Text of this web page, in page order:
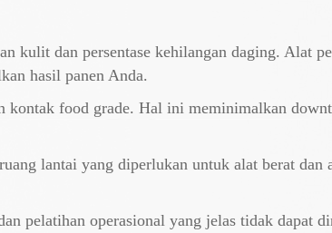
kulit dan persentase kehilangan daging. Alat
hasil panen Anda.
kontak food grade. Hal ini meminimalkan
lantai yang diperlukan untuk alat berat dan
pelatihan operasional yang jelas tidak dapat